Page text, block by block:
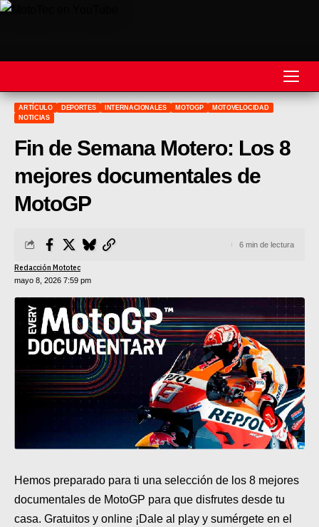
REVISTA
MOTOS
MOTOVELOCIDAD
MOTOGP
MOTOCROSS
MINICROSS
HARD ENDURO
SUPERCROSS
CROSS COUNTRY
MOTOS ACUÁTICAS
NACIONALES
MOBIL
ARTÍCULO DEPORTES INTERNACIONALES MOTOGP
MOTOVELOCIDAD
NOTICIAS
Fin de Semana Motero: Los 8
mejores documentales de
MotoGP
mayo 8, 2026 7:59 pm
Redacción Mototec
6 min de lectura
Hemos preparado para ti una selección de los 8 mejores
documentales de MotoGP para que disfrutes desde tu
casa. Gratuitos y online ¡Dale al play y sumérgete en el